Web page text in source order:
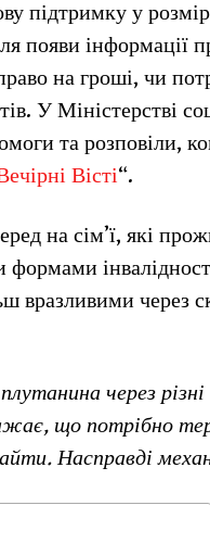
підтримку у
появи інформації
на гроші, чи
У Міністерстві
та розповіли,
Вісті“.
на сім’ї, які
вразливими через
через
що потрібно
Насправді